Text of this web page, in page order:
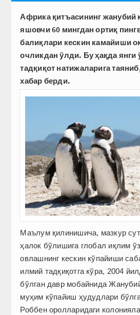
Африка қитъасининг жанубий
яшовчи 60 мингдан ортиқ
балиқлари кескин камайиши
очликдан ўлди. Бу ҳақда янги
тадқиқот натижаларига
хабар берди.
Маълум қилинишича, мазкур
ҳалок бўлишига глобал иқлим
овлашнинг кескин кўпайиши
илмий тадқиқотга кўра, 2004
бўлган давр мобайнида
муҳим кўпайиш ҳудудлари
Роббен оролларидаги